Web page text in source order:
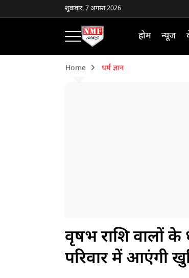
शुक्रवार, 7 अगस्त 2026
होम न्यूज
Home धर्म ज्ञान
वृषभ राशि वालों
परिवार में आएंगी